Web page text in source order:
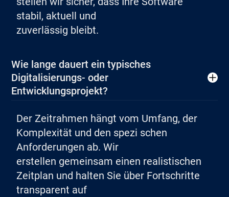
stabil, aktuell und
zuverlässig bleibt.
Wie lange dauert ein typisches
Digitalisierungs- oder
Entwicklungsprojekt?
Der Zeitrahmen hängt vom Umfang, der
Komplexität und den spezi schen
Anforderungen ab. Wir
erstellen gemeinsam einen realistischen
Zeitplan und halten Sie über Fortschritte
transparent auf